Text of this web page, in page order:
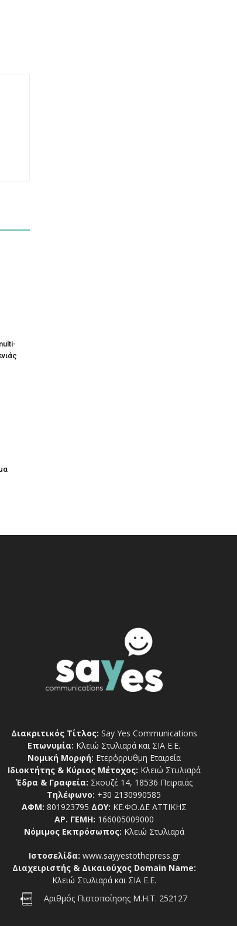
Διακριτικός Τίτλος: Say Yes Communications
Επωνυμία: Κλειώ Στυλιαρά και ΣΙΑ Ε.Ε.
Νομική Μορφή: Ετερόρρυθμη Εταιρεία
Ιδιοκτήτης & Κύριος Μέτοχος: Κλειώ Στυλιαρά
Έδρα & Γραφεία: Σκουζέ 14, 18536 Πειραιάς
Τηλέφωνο: +30 2130990585
ΑΦΜ: 801923795 ΔΟΥ: ΚΕ.ΦΟ.ΔΕ ΑΤΤΙΚΗΣ
ΑΡ. ΓΕΜΗ: 166005009000
Νόμιμος Εκπρόσωπος: Κλειώ Στυλιαρά
Ιστοσελίδα: www.sayyestothepress.gr
Διαχειριστής & Δικαιούχος Domain Name:
Κλειώ Στυλιαρά και ΣΙΑ Ε.Ε.
Αριθμός Πιστοποίησης Μ.Η.Τ. 252127